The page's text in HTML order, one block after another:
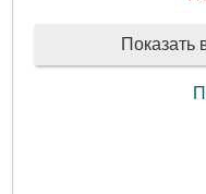
Показать